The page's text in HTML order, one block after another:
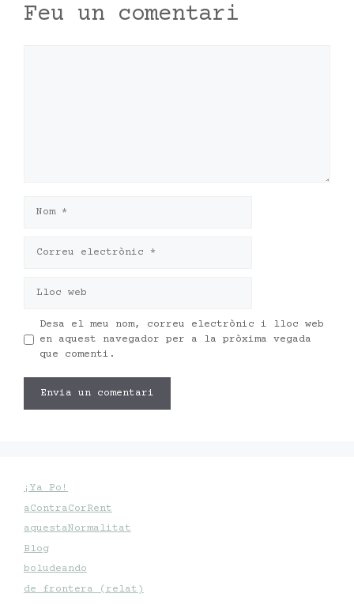
Feu un comentari
electrònic
web
Desa el meu nom, correu electrònic i lloc web
en aquest navegador per a la pròxima vegada
que comenti.
¡Ya Po!
aContraCorRent
aquestaNormalitat
Blog
boludeando
de frontera (relat)